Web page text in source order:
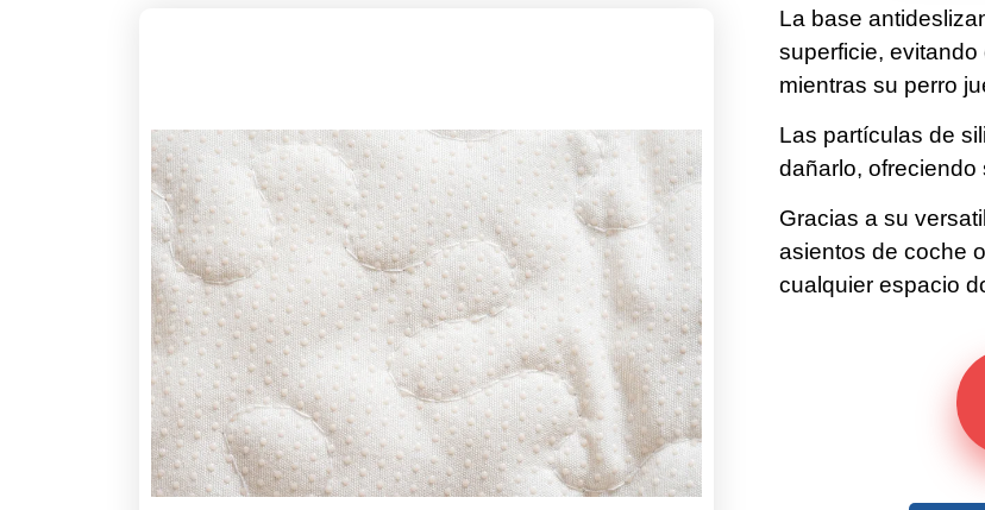
La base
superficie,
mientras su perro
Las partículas de
dañarlo,
Gracias a su
asientos de coche
cualquier espacio